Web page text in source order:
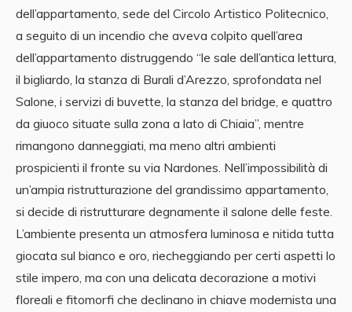
dell’appartamento, sede del Circolo Artistico Politecnico,
a seguito di un incendio che aveva colpito quell’area
dell’appartamento distruggendo “le sale dell’antica lettura,
il bigliardo, la stanza di Burali d’Arezzo, sprofondata nel
Salone, i servizi di buvette, la stanza del bridge, e quattro
da giuoco situate sulla zona a lato di Chiaia”, mentre
rimangono danneggiati, ma meno altri ambienti
prospicienti il fronte su via Nardones. Nell’impossibilità di
un’ampia ristrutturazione del grandissimo appartamento,
si decide di ristrutturare degnamente il salone delle feste.
L’ambiente presenta un atmosfera luminosa e nitida tutta
giocata sul bianco e oro, riecheggiando per certi aspetti lo
stile impero, ma con una delicata decorazione a motivi
floreali e fitomorfi che declinano in chiave modernista una